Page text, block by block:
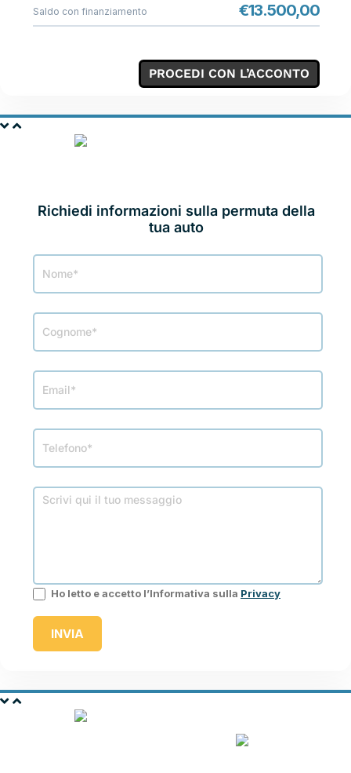
Saldo con finanziamento €13.500,00
PROCEDI CON L’ACCONTO
Richiedi informazioni sulla permuta della
tua auto
Permuta
Ho letto e accetto l’Informativa sulla Privacy
INVIA